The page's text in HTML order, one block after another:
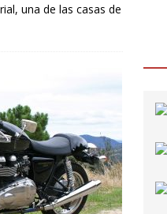
una de las casas de